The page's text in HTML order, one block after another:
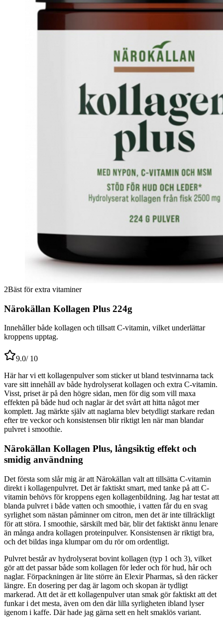
2Bäst för extra vitaminer
Närokällan Kollagen Plus 224g
Innehåller både kollagen och tillsatt C-vitamin, vilket underlättar
kroppens upptag.
9.0/ 10
Här har vi ett kollagenpulver som sticker ut bland testvinnarna tack
vare sitt innehåll av både hydrolyserat kollagen och extra C-vitamin.
Visst, priset är på den högre sidan, men för dig som vill maxa
effekten på både hud och naglar är det svårt att hitta något mer
komplett. Jag märkte själv att naglarna blev betydligt starkare redan
efter tre veckor och konsistensen blir riktigt len när man blandar
pulvret i smoothie.
Närokällan Kollagen Plus, långsiktig effekt och
smidig användning
Det första som slår mig är att Närokällan valt att tillsätta C-vitamin
direkt i kollagenpulvret. Det är faktiskt smart, med tanke på att C-
vitamin behövs för kroppens egen kollagenbildning. Jag har testat att
blanda pulvret i både vatten och smoothie, i vatten får du en svag
syrlighet som nästan påminner om citron, men det är inte tillräckligt
för att störa. I smoothie, särskilt med bär, blir det faktiskt ännu lenare
än många andra kollagen proteinpulver. Konsistensen är riktigt bra,
och det bildas inga klumpar om du rör om ordentligt.
Pulvret består av hydrolyserat bovint kollagen (typ 1 och 3), vilket
gör att det passar både som kollagen för leder och för hud, hår och
naglar. Förpackningen är lite större än Elexir Pharmas, så den räcker
längre. En dosering per dag är lagom och skopan är tydligt
markerad. Att det är ett kollagenpulver utan smak gör faktiskt att det
funkar i det mesta, även om den där lilla syrligheten ibland lyser
igenom i kaffe. Där hade jag gärna sett en helt smaklös variant.